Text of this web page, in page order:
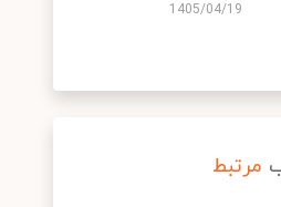
1405/04/19
مرتبط